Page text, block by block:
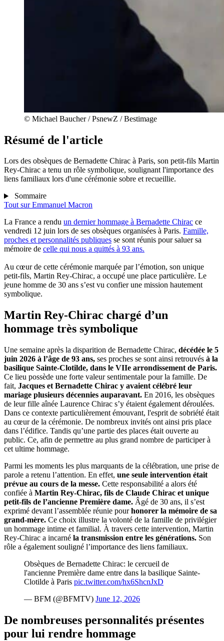
© Michael Baucher / PsnewZ / Bestimage
Résumé de l'article
Lors des obsèques de Bernadette Chirac à Paris, son petit-fils Martin
Rey-Chirac a tenu un rôle symbolique, soulignant l'importance des
liens familiaux lors d'une cérémonie sobre et recueillie.
Sommaire
Tout surEmmanuel Macron
La France a rendu un dernier hommage à Bernadette Chirac ce
vendredi 12 juin lors de ses obsèques organisées à Paris. Famille,
proches et personnalités publiques se sont réunis pour saluer sa
mémoire de celle qui nous a quittés à 93 ans.
Au cœur de cette cérémonie marquée par l’émotion, son unique
petit-fils, Martin Rey-Chirac, a occupé une place particulière. Le
jeune homme de 30 ans s’est vu confier une mission hautement
symbolique.
Martin Rey-Chirac chargé d’un
hommage très symbolique
Une semaine après la disparition de Bernadette Chirac, décédée le 5
juin 2026 à l’âge de 93 ans, ses proches se sont ainsi retrouvés à la
basilique Sainte-Clotilde, dans le VIIe arrondissement de Paris.
Ce lieu possède une forte valeur sentimentale pour la famille. De
fait, Jacques et Bernadette Chirac y avaient célébré leur
mariage plusieurs décennies auparavant. En 2016, les obsèques
de leur fille aînée Laurence Chirac s’y étaient également déroulées.
Dans ce contexte particulièrement émouvant, l'esprit de sobriété était
au cœur de la cérémonie. De nombreux invités ont ainsi pris place
dans l’édifice. Tandis qu’une partie des places était ouverte au
public. Ce, afin de permettre au plus grand nombre de participer à
cet ultime hommage.
Parmi les moments les plus marquants de la célébration, une prise de
parole a retenu l’attention. En effet, une seule intervention était
prévue au cours de la messe. Cette responsabilité a alors été
confiée à Martin Rey-Chirac, fils de Claude Chirac et unique
petit-fils de l’ancienne Première dame. Âgé de 30 ans, il s’est
exprimé devant l’assemblée réunie pourhonorer la mémoire de sa
grand-mère. Ce choix illustre la volonté de la famille de privilégier
un hommage intime et familial. À travers cette intervention, Martin
Rey-Chirac a incarné la transmission entre les générations. Son
rôle a également souligné l’importance des liens familiaux.
Obsèques de Bernadette Chirac: le cercueil de
l'ancienne Première dame entre dans la basilique Sainte-
Clotilde à Paris pic.twitter.com/hx6ShcnJxD
— BFM (@BFMTV) June 12, 2026
De nombreuses personnalités présentes
pour lui rendre hommage